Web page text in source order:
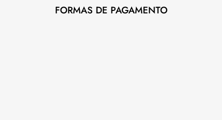
FORMAS DE PAGAMENTO